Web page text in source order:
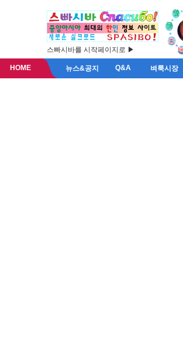
스빠시바를 시작페이지로 ▶
HOME 뉴스&공지 Q&A 벼룩시장